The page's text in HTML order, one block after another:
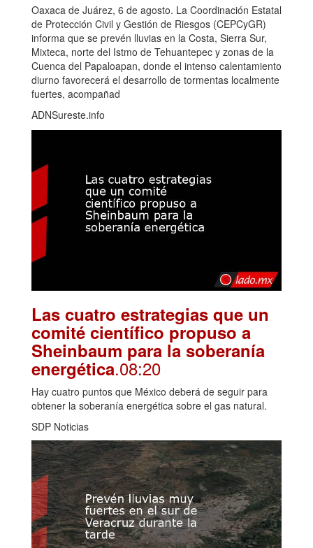
Oaxaca de Juárez, 6 de agosto. La Coordinación Estatal
de Protección Civil y Gestión de Riesgos (CEPCyGR)
informa que se prevén lluvias en la Costa, Sierra Sur,
Mixteca, norte del Istmo de Tehuantepec y zonas de la
Cuenca del Papaloapan, donde el intenso calentamiento
diurno favorecerá el desarrollo de tormentas localmente
fuertes, acompañad
ADNSureste.info
Las cuatro estrategias que un
comité científico propuso a
Sheinbaum para la soberanía
energética.08:20
Hay cuatro puntos que México deberá de seguir para
obtener la soberanía energética sobre el gas natural.
SDP Noticias